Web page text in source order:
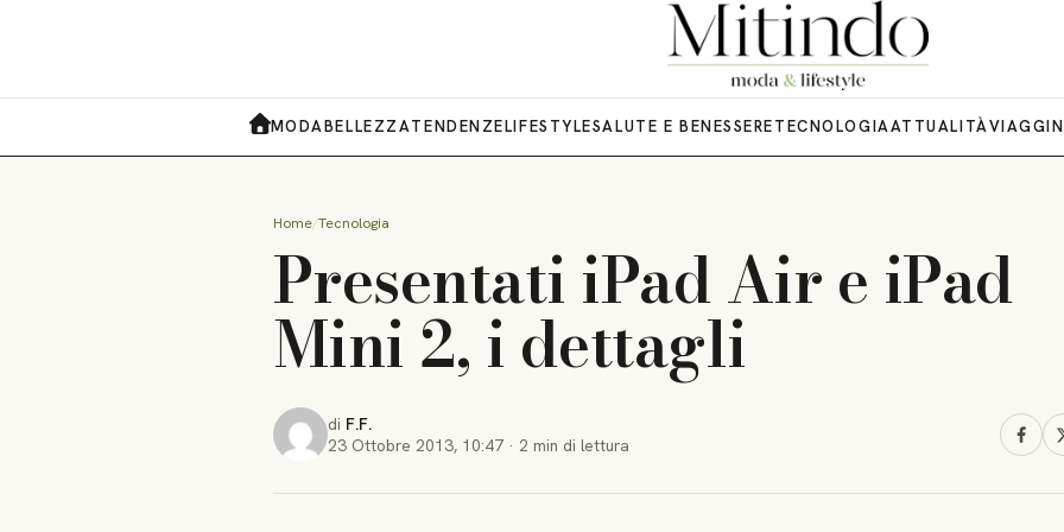
MODABELLEZZATENDENZELIFESTYLESALUTE E BENESSERETECNOLOGIAATTUALITÀVIAGGI
Home Tecnologia
Presentati iPad Air e iPad
Mini 2, i dettagli
di F.F.
23 Ottobre 2013, 10:47 · 2 min di lettura